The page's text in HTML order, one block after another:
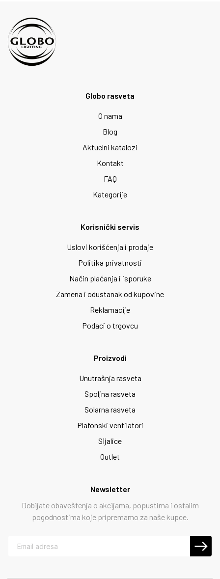
Globo rasveta
O nama
Blog
Aktuelni katalozi
Kontakt
FAQ
Kategorije
Korisnički servis
Uslovi korišćenja i prodaje
Politika privatnosti
Način plaćanja i isporuke
Zamena i odustanak od kupovine
Reklamacije
Podaci o trgovcu
Proizvodi
Unutrašnja rasveta
Spoljna rasveta
Solarna rasveta
Plafonski ventilatori
Sijalice
Outlet
Newsletter
Dobijate obaveštenja o akcijama, popustima i ostalim
pogodnostima koje pripremamo za naše kupce.